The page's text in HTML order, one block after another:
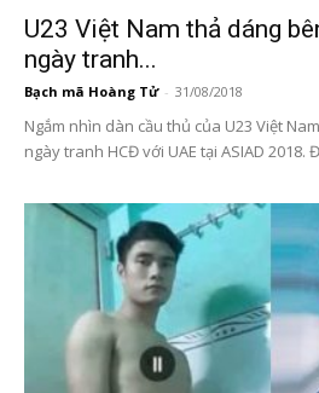
U23 Việt Nam thả dáng
ngày tranh...
Bạch mã Hoàng Tử - 31/08/2018
Ngắm nhìn dàn cầu thủ của U23 Việt
ngày tranh HCĐ với UAE tại ASIAD 2018.